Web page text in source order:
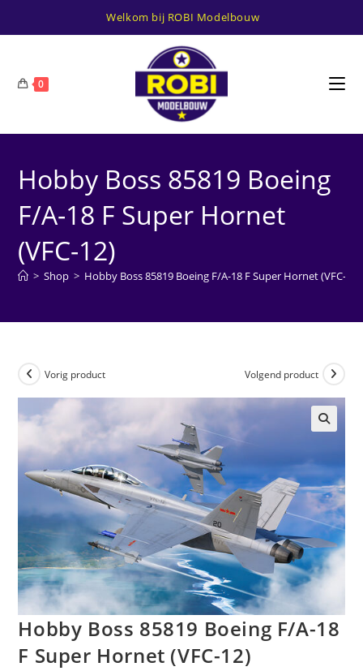
Welkom bij ROBI Modelbouw
0
Hobby Boss 85819 Boeing
F/A-18 F Super Hornet
(VFC-12)
> Shop > Hobby Boss 85819 Boeing F/A-18 F Super Hornet (VFC-12)
Vorig product Volgend product
Hobby Boss 85819 Boeing F/A-18
F Super Hornet (VFC-12)